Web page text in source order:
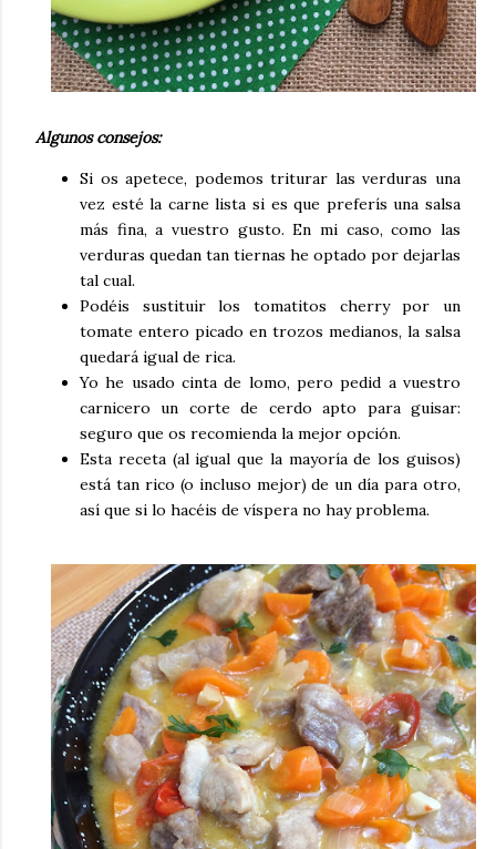
Algunos consejos:
Si os apetece, podemos triturar las verduras una
vez esté la carne lista si es que preferís una salsa
más fina, a vuestro gusto. En mi caso, como las
verduras quedan tan tiernas he optado por dejarlas
tal cual.
Podéis sustituir los tomatitos cherry por un
tomate entero picado en trozos medianos, la salsa
quedará igual de rica.
Yo he usado cinta de lomo, pero pedid a vuestro
carnicero un corte de cerdo apto para guisar:
seguro que os recomienda la mejor opción.
Esta receta (al igual que la mayoría de los guisos)
está tan rico (o incluso mejor) de un día para otro,
así que si lo hacéis de víspera no hay problema.